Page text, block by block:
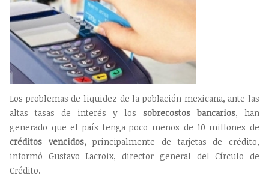
Los problemas de liquidez de la población mexicana, ante las
altas tasas de interés y los sobrecostos bancarios, han
generado que el país tenga poco menos de 10 millones de
créditos vencidos,principalmente de tarjetas de crédito,
informó Gustavo Lacroix, director general del Círculo de
Crédito.